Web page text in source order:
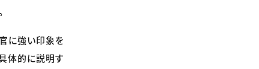
に強い印象を
体的に説明す